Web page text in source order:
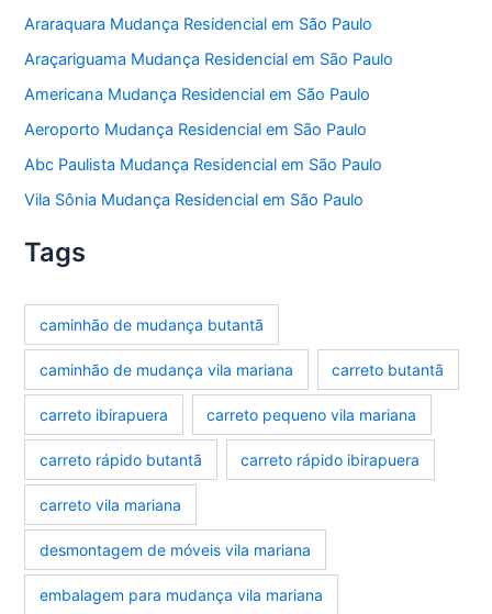
Araraquara Mudança Residencial em São Paulo
Araçariguama Mudança Residencial em São Paulo
Americana Mudança Residencial em São Paulo
Aeroporto Mudança Residencial em São Paulo
Abc Paulista Mudança Residencial em São Paulo
Vila Sônia Mudança Residencial em São Paulo
Tags
caminhão de mudança butantã
caminhão de mudança vila mariana carreto butantã
carreto ibirapuera carreto pequeno vila mariana
carreto rápido butantã carreto rápido ibirapuera
carreto vila mariana
desmontagem de móveis vila mariana
embalagem para mudança vila mariana